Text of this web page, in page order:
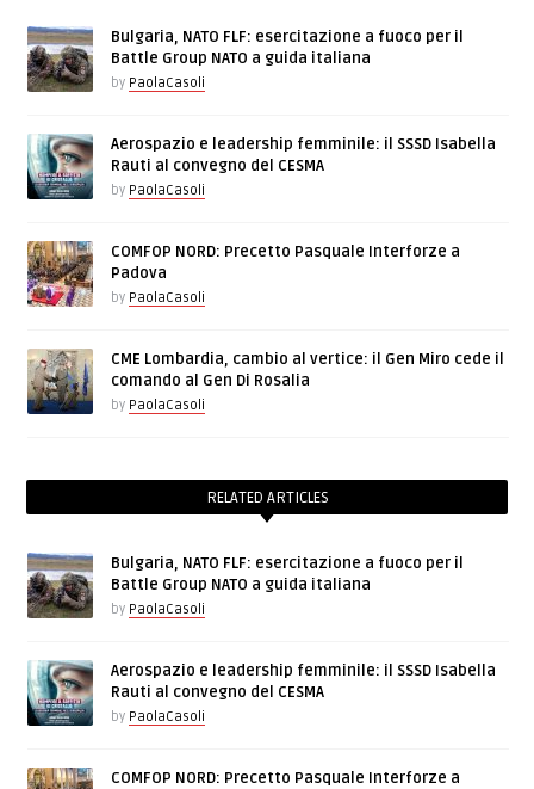
Bulgaria, NATO FLF: esercitazione a fuoco per il
Battle Group NATO a guida italiana
by PaolaCasoli
Aerospazio e leadership femminile: il SSSD Isabella
Rauti al convegno del CESMA
by PaolaCasoli
COMFOP NORD: Precetto Pasquale Interforze a
Padova
by PaolaCasoli
CME Lombardia, cambio al vertice: il Gen Miro cede il
comando al Gen Di Rosalia
by PaolaCasoli
RELATED ARTICLES
Bulgaria, NATO FLF: esercitazione a fuoco per il
Battle Group NATO a guida italiana
by PaolaCasoli
Aerospazio e leadership femminile: il SSSD Isabella
Rauti al convegno del CESMA
by PaolaCasoli
COMFOP NORD: Precetto Pasquale Interforze a